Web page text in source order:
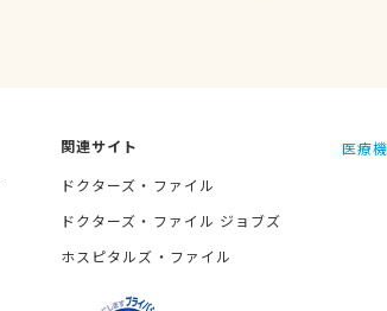
関連サイト
ドクターズ・ファイル
ドクターズ・ファイル ジョブズ
ホスピタルズ・ファイル
医療